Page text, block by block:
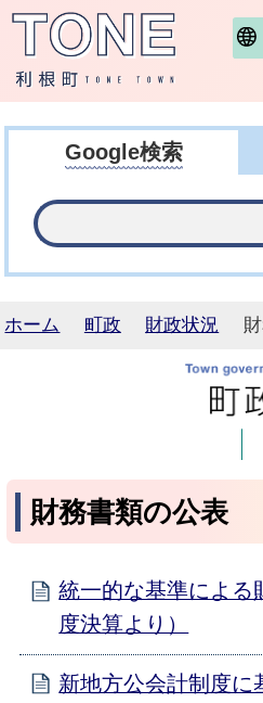
Google検索
ホーム 町政 財政状況
財務書類の公表
統一的な基準による
度決算より）
新地方公会計制度に